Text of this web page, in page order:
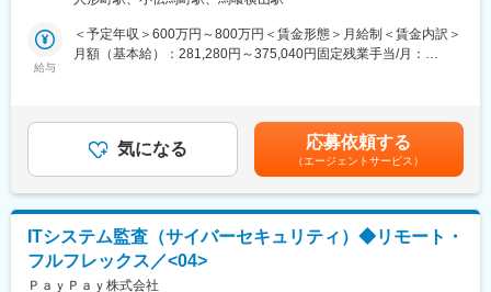
世界には、義肢装具を購入できない人が9千万人も存在していま
す。同社はこの社会課題を「３Dプリンティング × AIテクノロジ
ます。現在、フィリピン・インドで活動中ですが、、アジア・ア
フリカの各国での事業も進行中です。
変更の範囲：会社の定める業務
監査業務全般やIPO準備対応、各種ガバナンス業務を幅広くお任せ
します。キャッシュポイントの多様化や新規ビジネスの立ち上げ
が頻繁な環境下で、健全な成長を支える体制の構築をリードいた
・業務監査の計画・実行、J-SOX対応、三様監査の推進
・IPO準備に伴う証券会社・監査法人との対応
・他部門や社外関係者と連携したガバナンス体制の構築・改善
■扱うサービス
・モビリティSaaS「Park Direct」関連のガバナンス全般
給与
＜予定年収＞600万円～800万円＜賃金形態＞月給制＜賃金内訳＞
月額（基本給）：281,280円～375,040円固定残業手当/月：
年に2回等級の見直しがあります。※年2回賞与あり賃金はあくま
でも目安の金額であり、選考を通じて上下する可能性がありま
す。月給(月額)は固定手当を含めた表記です。
気になる 応募依頼する
（エージェントサービス）
ITシステム監査（サイバーセキュリティ）◆リモート・
フルフレックス／<04>
ＰａｙＰａｙ株式会社